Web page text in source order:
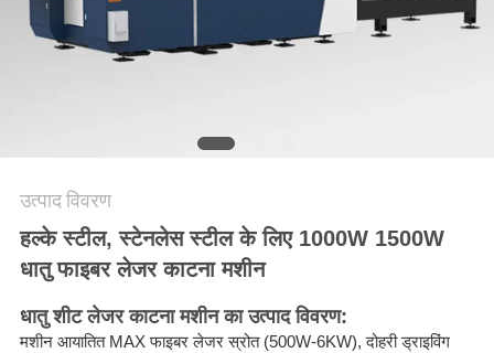
करे
साइटमैप
PRIVACY
POLICY
उत्पाद विवरण
हल्के स्टील, स्टेनलेस स्टील के लिए 1000W 1500W
धातु फाइबर लेजर काटना मशीन
धातु शीट लेजर काटना मशीन का उत्पाद विवरण:
मशीन आयातित MAX फाइबर लेजर स्रोत (500W-6KW), दोहरी ड्राइविंग